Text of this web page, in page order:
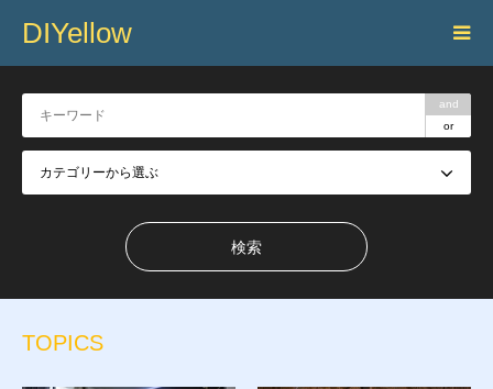
DIYellow
and
or
TOPICS